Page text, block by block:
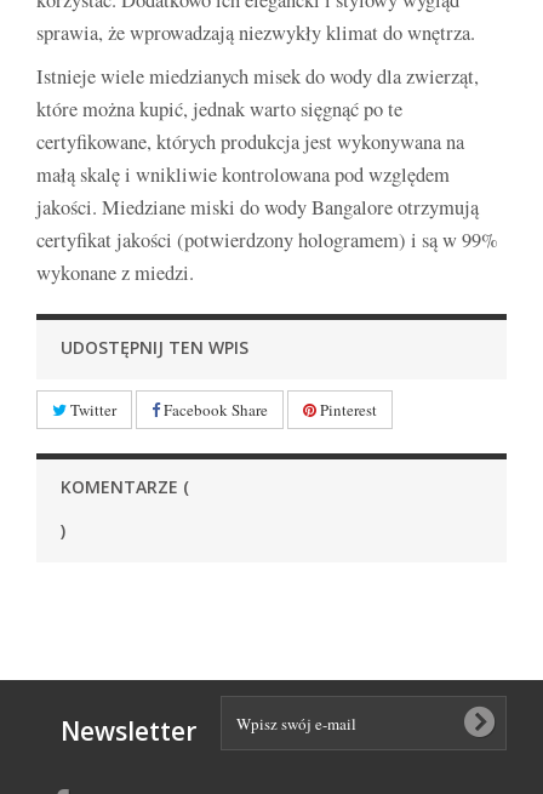
sprawia, że wprowadzają niezwykły klimat do wnętrza.
Istnieje wiele miedzianych misek do wody dla zwierząt,
które można kupić, jednak warto sięgnąć po te
certyfikowane, których produkcja jest wykonywana na
małą skalę i wnikliwie kontrolowana pod względem
jakości. Miedziane miski do wody Bangalore otrzymują
certyfikat jakości (potwierdzony hologramem) i są w 99%
wykonane z miedzi.
UDOSTĘPNIJ TEN WPIS
Twitter Facebook Share Pinterest
KOMENTARZE (
)
Newsletter